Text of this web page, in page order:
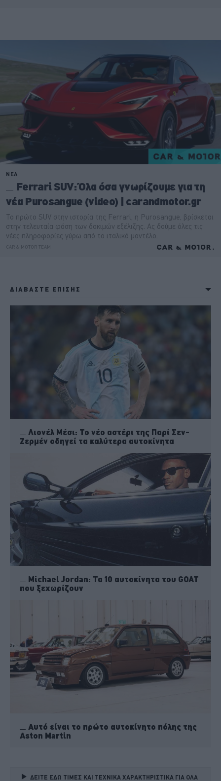
ΔΙΑΒΑΣΤΕ ΕΠΙΣΗΣ
Λιονέλ Μέσι: Το νέο αστέρι της Παρί Σεν-
Ζερμέν οδηγεί τα καλύτερα αυτοκίνητα
Michael Jordan: Τα 10 αυτοκίνητα του GOAT
που ξεχωρίζουν
Αυτό είναι το πρώτο αυτοκίνητο πόλης της
Aston Martin
ΔΕΙΤΕ ΕΔΩ ΤΙΜΕΣ ΚΑΙ ΤΕΧΝΙΚΑ ΧΑΡΑΚΤΗΡΙΣΤΙΚΑ ΓΙΑ ΟΛΑ